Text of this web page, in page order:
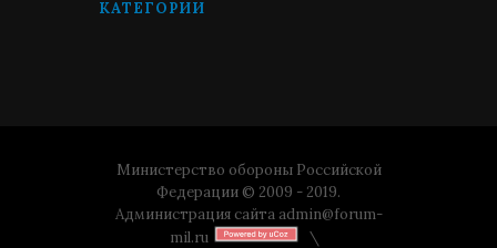
КАТЕГОРИИ
Министерство обороны Российской
Федерации © 2009 - 2019.
Администрация сайта admin@forum-
mil.ru